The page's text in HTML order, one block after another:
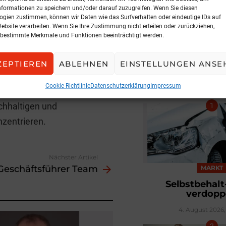
zu speichern und/oder darauf zuzugreifen. Wenn Sie diesen
zustimmen, können wir Daten wie das Surfverhalten oder eindeutige IDs auf
verarbeiten. Wenn Sie Ihre Zustimmung nicht erteilen oder zurückziehen,
Merkmale und Funktionen beeinträchtigt werden.
ABLEHNEN EINSTELLUNGEN
Cookie-RichtlinieDatenschutzerklärungImpressum
Die renommierte
seit Jahren
eine
ausgezeichnete
wird sie sich auf
mit Fokus auf
und
Nächster Artikel
Team
BELIEBTE
MARKT
4. August 2026,